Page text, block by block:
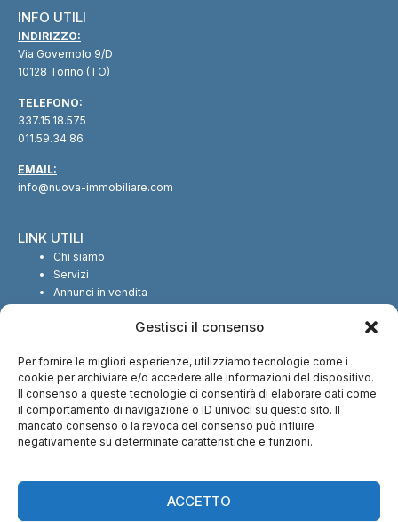
Gestisci il consenso
Per fornire le migliori esperienze, utilizziamo tecnologie come i
cookie per archiviare e/o accedere alle informazioni del dispositivo.
Il consenso a queste tecnologie ci consentirà di elaborare dati come
il comportamento di navigazione o ID univoci su questo sito. Il
mancato consenso o la revoca del consenso può influire
negativamente su determinate caratteristiche e funzioni.
ACCETTO
INFO UTILI
INDIRIZZO:
Via Governolo 9/D
10128 Torino (TO)
TELEFONO:
337.15.18.575
011.59.34.86
EMAIL:
info@nuova-immobiliare.com
LINK UTILI
Chi siamo
Servizi
Annunci in vendita
SEGUICI SUI SOCIAL
CI TROVI ANCHE SU: